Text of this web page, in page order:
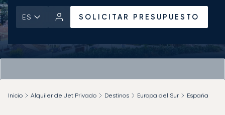
ES SOLICITAR PRESUPUESTO
Inicio Alquiler de Jet Privado Destinos Europa del Sur España